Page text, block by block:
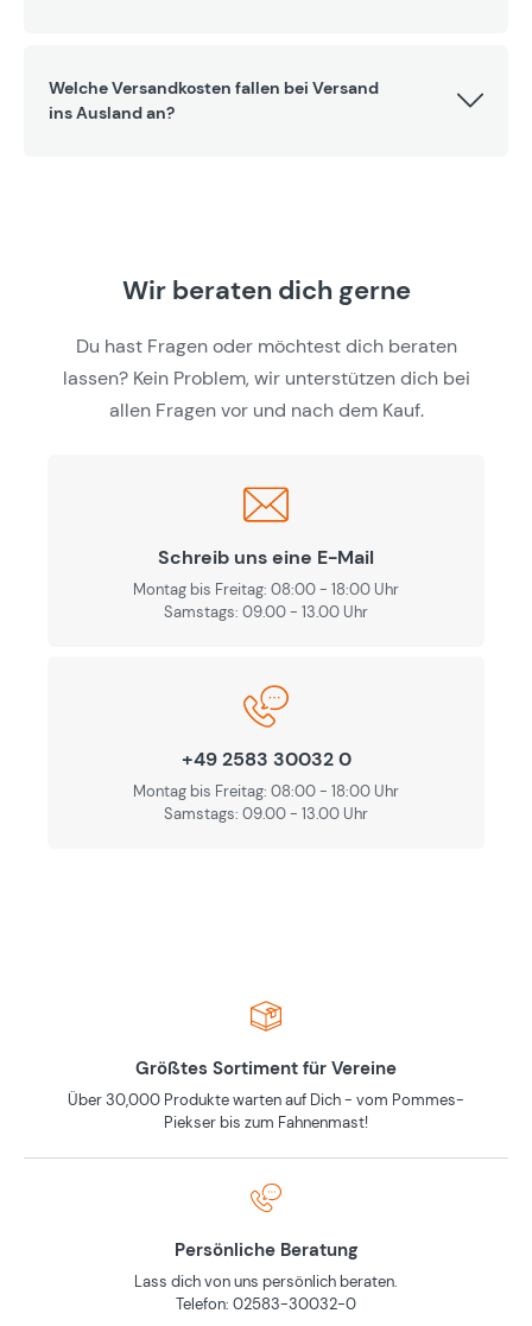
Welche Versandkosten fallen bei Versand
ins Ausland an?
Wir beraten dich gerne
Du hast Fragen oder möchtest dich beraten
lassen? Kein Problem, wir unterstützen dich bei
allen Fragen vor und nach dem Kauf.
Schreib uns eine E-Mail
Montag bis Freitag: 08:00 - 18:00 Uhr
Samstags: 09.00 - 13.00 Uhr
+49 2583 30032 0
Montag bis Freitag: 08:00 - 18:00 Uhr
Samstags: 09.00 - 13.00 Uhr
Größtes Sortiment für Vereine
Über 30,000 Produkte warten auf Dich - vom Pommes-
Piekser bis zum Fahnenmast!
Persönliche Beratung
Lass dich von uns persönlich beraten.
Telefon: 02583-30032-0